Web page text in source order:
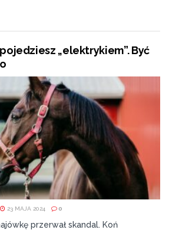
„elektrykiem”. Być
23 MAJA 2024 0
przerwał skandal. Koń